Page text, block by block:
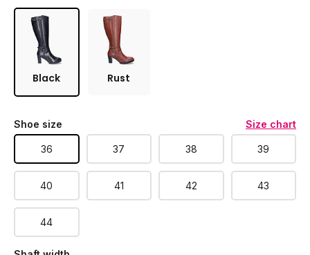
Black Rust
Shoe size Size chart
36 37 38 39
40 41 42 43
44